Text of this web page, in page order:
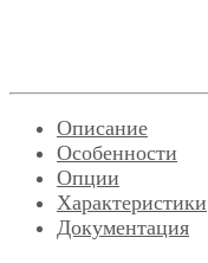
Описание
Особенности
Опции
Характеристики
Документация